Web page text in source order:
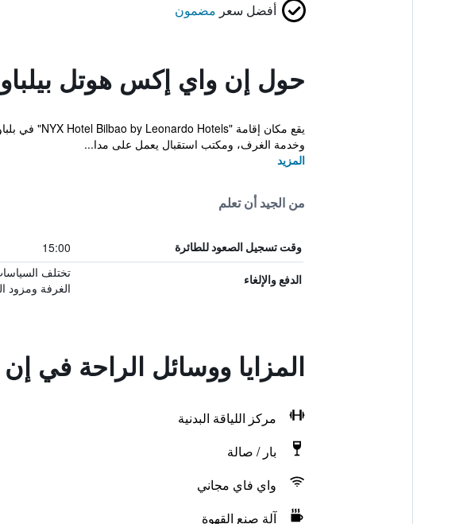
أفضل سعر مضمون
حول إن واي إكس هوتل بيلباو
وخدمة الغرف، ومكتب استقبال يعمل على مدا...
المزيد
من الجيد أن تعلم
وقت تسجيل الصعود للطائرة 15:00
الدفع والإلغاء
تختلف
الغرفة ومزود
المزايا ووسائل الراحة في
مركز اللياقة البدنية
بار / صالة
واي فاي مجاني
آلة صنع القهوة